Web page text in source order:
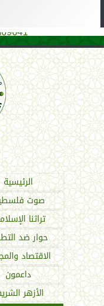
الرئيسية
صوت
تراثنا
حوار ضد
الاقتصاد
داعمون
الأزهر